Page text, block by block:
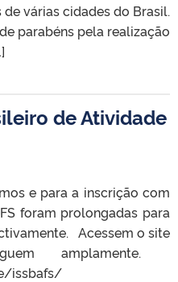
várias cidades do Brasil.
parabéns pela realização
de Atividade
e para a inscrição com
foram prolongadas para
Acessem o site
amplamente.
issbafs/